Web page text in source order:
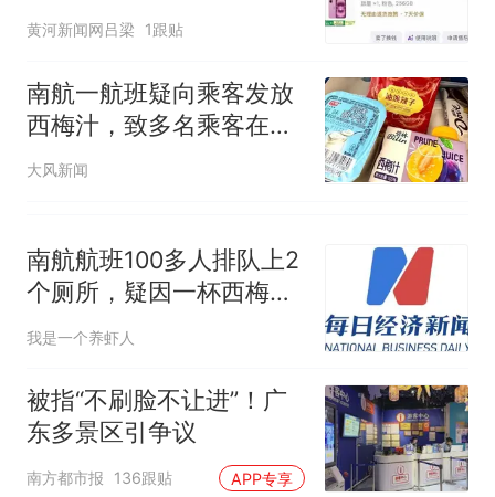
不好就拔卡”
黄河新闻网吕梁 1跟贴
南航一航班疑向乘客发放
西梅汁，致多名乘客在飞
行途中排队上厕所！乘
架飞机都会发放西梅汁
大风新闻
南航航班100多人排队上2
个厕所，疑因一杯西梅
汁？客服回应
我是一个养虾人
被指“不刷脸不让进”！广
东多景区引争议
南方都市报 136跟贴 APP专享